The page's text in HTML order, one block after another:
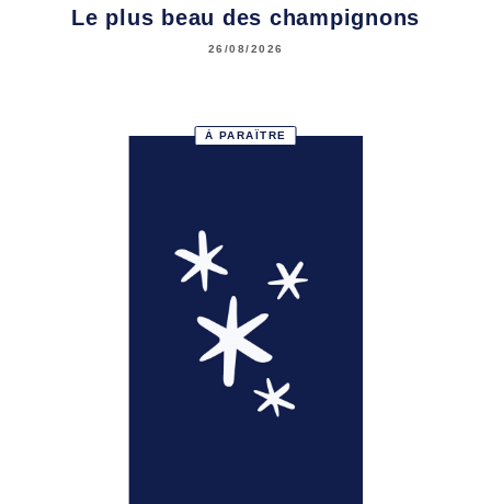
Le plus beau des champignons
26/08/2026
À PARAÎTRE